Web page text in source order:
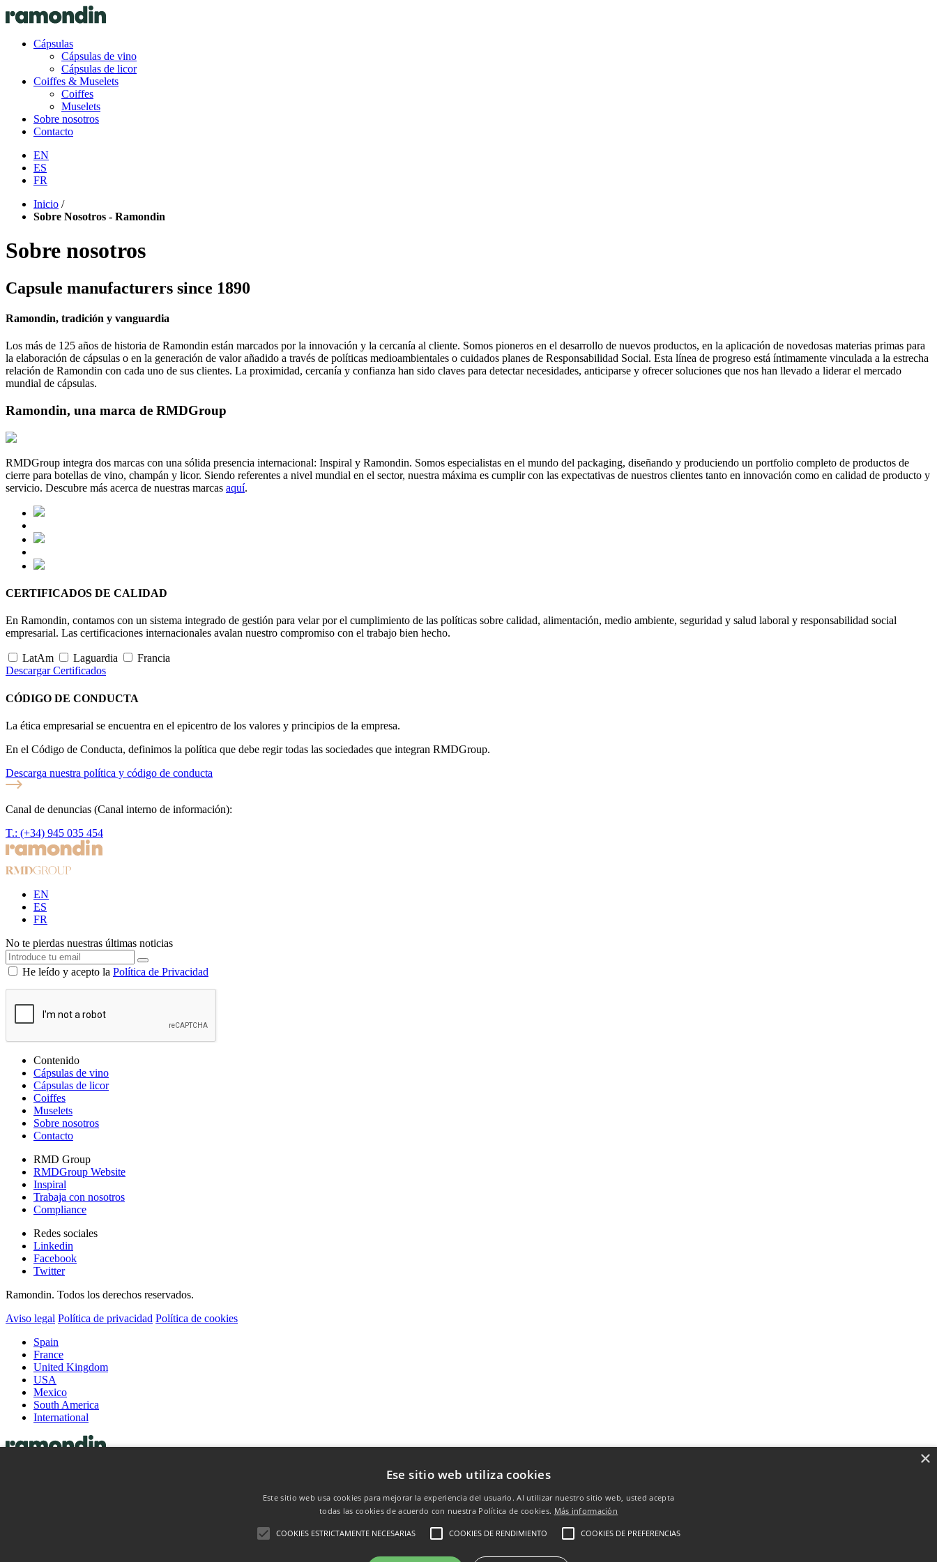
Cápsulas
Cápsulas de vino
Cápsulas de licor
Coiffes & Muselets
Coiffes
Muselets
Sobre nosotros
Contacto
EN
ES
FR
Inicio /
Sobre Nosotros - Ramondin
Sobre nosotros
Capsule manufacturers since 1890
Ramondin, tradición y vanguardia
Los más de 125 años de historia de Ramondin están marcados por la innovación y la cercanía al cliente. Somos pioneros en el desarrollo de nuevos productos, en la aplicación de novedosas materias primas para
la elaboración de cápsulas o en la generación de valor añadido a través de políticas medioambientales o cuidados planes de Responsabilidad Social. Esta línea de progreso está íntimamente vinculada a la estrecha
relación de Ramondin con cada uno de sus clientes. La proximidad, cercanía y confianza han sido claves para detectar necesidades, anticiparse y ofrecer soluciones que nos han llevado a liderar el mercado
mundial de cápsulas.
Ramondin, una marca de RMDGroup
RMDGroup integra dos marcas con una sólida presencia internacional: Inspiral y Ramondin. Somos especialistas en el mundo del packaging, diseñando y produciendo un portfolio completo de productos de
cierre para botellas de vino, champán y licor. Siendo referentes a nivel mundial en el sector, nuestra máxima es cumplir con las expectativas de nuestros clientes tanto en innovación como en calidad de producto y
servicio. Descubre más acerca de nuestras marcas aquí.
CERTIFICADOS DE CALIDAD
En Ramondin, contamos con un sistema integrado de gestión para velar por el cumplimiento de las políticas sobre calidad, alimentación, medio ambiente, seguridad y salud laboral y responsabilidad social
empresarial. Las certificaciones internacionales avalan nuestro compromiso con el trabajo bien hecho.
LatAm Laguardia
Francia
Descargar Certificados
CÓDIGO DE CONDUCTA
La ética empresarial se encuentra en el epicentro de los valores y principios de la empresa.
En el Código de Conducta, definimos la política que debe regir todas las sociedades que integran RMDGroup.
Descarga nuestra política y código de conducta
Canal de denuncias (Canal interno de información):
T.: (+34) 945 035 454
EN
ES
FR
No te pierdas nuestras últimas noticias
He leído y acepto la Política de Privacidad
Contenido
Cápsulas de vino
Cápsulas de licor
Coiffes
Muselets
Sobre nosotros
Contacto
RMD Group
RMDGroup Website
Inspiral
Trabaja con nosotros
Compliance
Redes sociales
Linkedin
Facebook
Twitter
Ramondin. Todos los derechos reservados.
Aviso legal Política de privacidad Política de cookies
Spain
France
United Kingdom
USA
Mexico
South America
International
×
Ese sitio web utiliza cookies
Este sitio web usa cookies para mejorar la experiencia del usuario. Al utilizar nuestro sitio web, usted acepta
todas las cookies de acuerdo con nuestra Política de cookies. Más información
COOKIES ESTRICTAMENTE NECESARIAS COOKIES DE RENDIMIENTO COOKIES DE PREFERENCIAS